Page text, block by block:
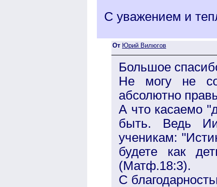
С уважением и
От Юрий Вилюгов
Большое
Не могу не
абсолютно
А что касаемо
быть. Ведь
ученикам:
будете как
(Матф.18:3).
С